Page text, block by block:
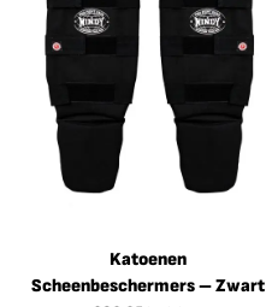
Katoenen
Scheenbeschermers – Zwart